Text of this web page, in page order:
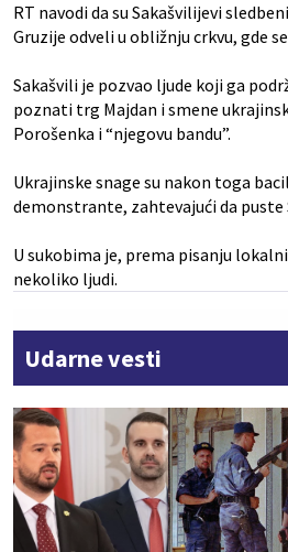
RT navodi da su Sakašvilijevi
Gruzije odveli u obližnju crkvu, gde
Sakašvili je pozvao ljude koji ga
poznati trg Majdan i smene
Porošenka i “njegovu bandu”.
Ukrajinske snage su nakon toga
demonstrante, zahtevajući da puste
U sukobima je, prema pisanju
nekoliko ljudi.
Udarne vesti